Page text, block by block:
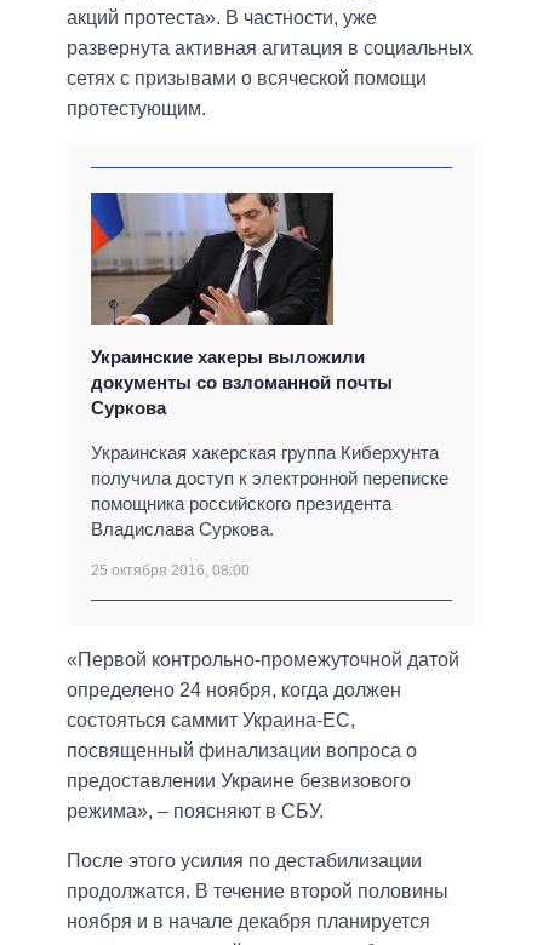
акций протеста». В частности, уже
развернута активная агитация в социальных
сетях с призывами о всяческой помощи
протестующим.
Украинские хакеры выложили
документы со взломанной почты
Суркова
Украинская хакерская группа Киберхунта
получила доступ к электронной переписке
помощника российского президента
Владислава Суркова.
25 октября 2016, 08:00
«Первой контрольно-промежуточной датой
определено 24 ноября, когда должен
состояться саммит Украина-ЕС,
посвященный финализации вопроса о
предоставлении Украине безвизового
режима», – поясняют в СБУ.
После этого усилия по дестабилизации
продолжатся. В течение второй половины
ноября и в начале декабря планируется